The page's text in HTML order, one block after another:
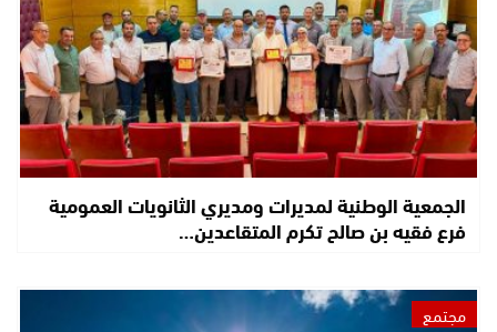
الجمعية الوطنية لمديرات ومديري الثانويات العمومية
فرع فقيه بن صالح تكرم المتقاعدين…
مجتمع